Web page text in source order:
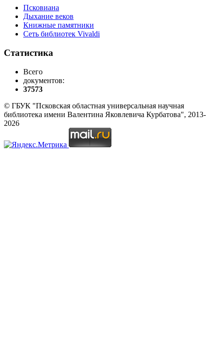
Псковиана
Дыхание веков
Книжные памятники
Сеть библиотек Vivaldi
Статистика
Всего
документов:
37573
© ГБУК "Псковская областная универсальная научная
библиотека имени Валентина Яковлевича Курбатова", 2013-
2026